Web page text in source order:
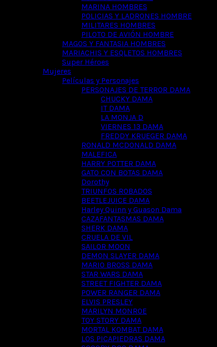
MARINA HOMBRES
POLICIAS Y LADRONES HOMBRE
MILITARES HOMBRES
PILOTO DE AVIÓN HOMBRE
MAGOS Y FANTASIA HOMBRES
MARIACHIS Y ESQLETOS HOMBRES
Super Héroes
Mujeres
Películas y Personajes
PERSONAJES DE TERROR DAMA
CHUCKY DAMA
IT DAMA
LA MONJA D
VIERNES 13 DAMA
FREDDY KRUEGER DAMA
RONALD MCDONALD DAMA
MALEFICA
HARRY POTTER DAMA
GATO CON BOTAS DAMA
Dorothy
TRIUNFOS ROBADOS
BEETLEJUICE DAMA
Harley Quinn y Guason Dama
CAZAFANTASMAS DAMA
SHERK DAMA
CRUELA DE VIL
SAILOR MOON
DEMON SLAYER DAMA
MARIO BROSS DAMA
STAR WARS DAMA
STREET FIGHTER DAMA
POWER RANGER DAMA
ELVIS PRESLEY
MARILYN MONROE
TOY STORY DAMA
MORTAL KOMBAT DAMA
LOS PICAPIEDRAS DAMA